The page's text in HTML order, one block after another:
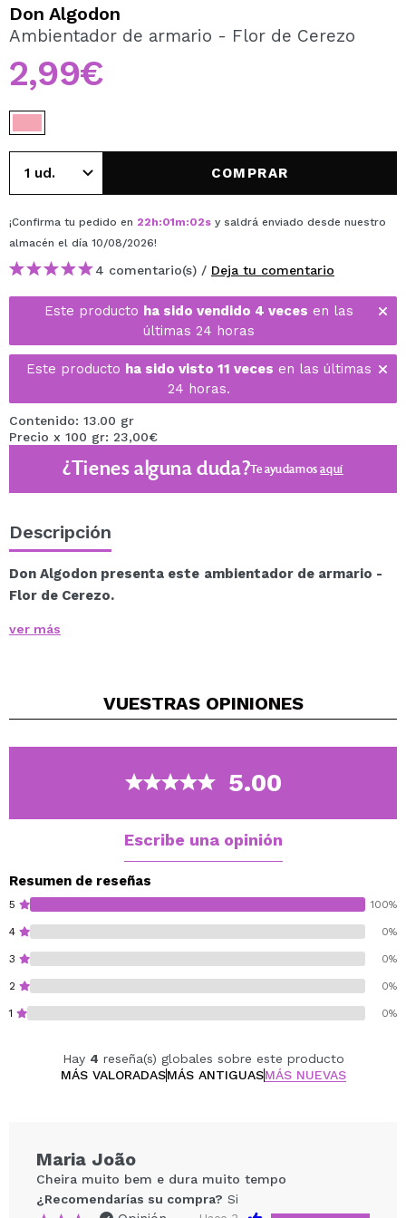
Al crear una cuenta en Maquillalia.com podrás realizar
tus compras rápidamente, revisar el estado de tus
pedidos y consultar tus operaciones anteriores.
Don Algodon
Ambientador de armario - Flor de Cerezo
2,99€
COMPRAR
¡Confirma tu pedido en 22h:01m:02s y saldrá enviado desde nuestro
almacén el día 10/08/2026!
4 comentario(s) / Deja tu comentario
Este producto ha sido vendido 4 veces en las
últimas 24 horas
Este producto ha sido visto 11 veces en las últimas
24 horas.
Contenido: 13.00 gr
Precio x 100 gr: 23,00€
¿Tienes alguna duda?Te ayudamosaquí
Descripción
Don Algodon presenta este ambientador de armario -
Flor de Cerezo.
dulce y floral aroma a cerezo.
Disfruta de una experiencia olfativa cada vez que
Un perfumador de armario elaborado con extractos
naturales y una fragancia con una duración de hasta
y un fondo ligeramente floral.
ver más
VUESTRAS OPINIONES
5.00
Escribe una opinión
Resumen de reseñas
5 100%
4 0%
3 0%
2 0%
1 0%
Hay 4 reseña(s) globales sobre este producto
MÁS VALORADASMÁS ANTIGUASMÁS NUEVAS
Maria João
Cheira muito bem e dura muito tempo
¿Recomendarías su compra? Si